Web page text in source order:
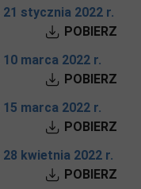
stycznia 2022 r.
POBIERZ
marca 2022 r.
POBIERZ
marca 2022 r.
POBIERZ
kwietnia 2022 r.
POBIERZ